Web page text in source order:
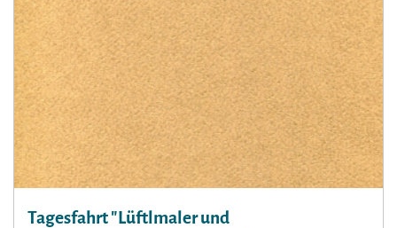
Tagesfahrt "Lüftlmaler und